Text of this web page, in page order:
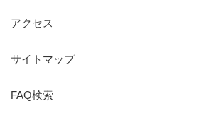
アクセス
サイトマップ
FAQ検索